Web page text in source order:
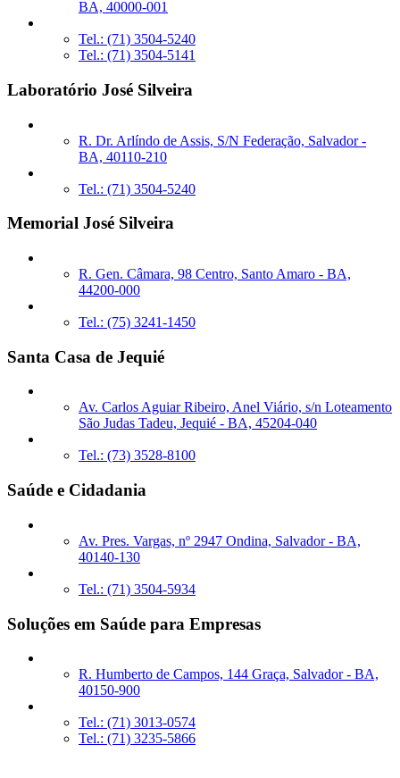
BA, 40000-001
Tel.: (71) 3504-5240
Tel.: (71) 3504-5141
Laboratório José Silveira
R. Dr. Arlíndo de Assis, S/N Federação, Salvador -
BA, 40110-210
Tel.: (71) 3504-5240
Memorial José Silveira
R. Gen. Câmara, 98 Centro, Santo Amaro - BA,
44200-000
Tel.: (75) 3241-1450
Santa Casa de Jequié
Av. Carlos Aguiar Ribeiro, Anel Viário, s/n Loteamento
São Judas Tadeu, Jequié - BA, 45204-040
Tel.: (73) 3528-8100
Saúde e Cidadania
Av. Pres. Vargas, nº 2947 Ondina, Salvador - BA,
40140-130
Tel.: (71) 3504-5934
Soluções em Saúde para Empresas
R. Humberto de Campos, 144 Graça, Salvador - BA,
40150-900
Tel.: (71) 3013-0574
Tel.: (71) 3235-5866